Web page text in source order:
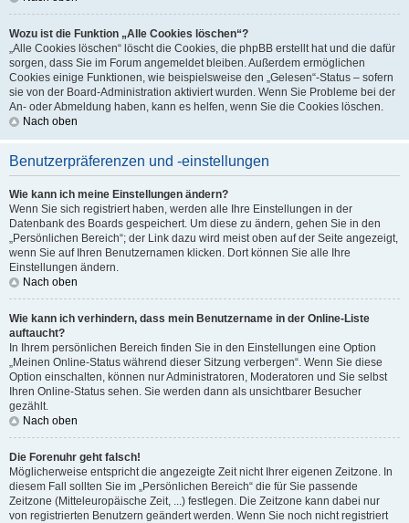
Wozu ist die Funktion „Alle Cookies löschen“?
„Alle Cookies löschen“ löscht die Cookies, die phpBB erstellt hat und die dafür
sorgen, dass Sie im Forum angemeldet bleiben. Außerdem ermöglichen
Cookies einige Funktionen, wie beispielsweise den „Gelesen“-Status – sofern
sie von der Board-Administration aktiviert wurden. Wenn Sie Probleme bei der
An- oder Abmeldung haben, kann es helfen, wenn Sie die Cookies löschen.
Nach oben
Benutzerpräferenzen und -einstellungen
Wie kann ich meine Einstellungen ändern?
Wenn Sie sich registriert haben, werden alle Ihre Einstellungen in der
Datenbank des Boards gespeichert. Um diese zu ändern, gehen Sie in den
„Persönlichen Bereich“; der Link dazu wird meist oben auf der Seite angezeigt,
wenn Sie auf Ihren Benutzernamen klicken. Dort können Sie alle Ihre
Einstellungen ändern.
Nach oben
Wie kann ich verhindern, dass mein Benutzername in der Online-Liste
auftaucht?
In Ihrem persönlichen Bereich finden Sie in den Einstellungen eine Option
„Meinen Online-Status während dieser Sitzung verbergen“. Wenn Sie diese
Option einschalten, können nur Administratoren, Moderatoren und Sie selbst
Ihren Online-Status sehen. Sie werden dann als unsichtbarer Besucher
gezählt.
Nach oben
Die Forenuhr geht falsch!
Möglicherweise entspricht die angezeigte Zeit nicht Ihrer eigenen Zeitzone. In
diesem Fall sollten Sie im „Persönlichen Bereich“ die für Sie passende
Zeitzone (Mitteleuropäische Zeit, ...) festlegen. Die Zeitzone kann dabei nur
von registrierten Benutzern geändert werden. Wenn Sie noch nicht registriert